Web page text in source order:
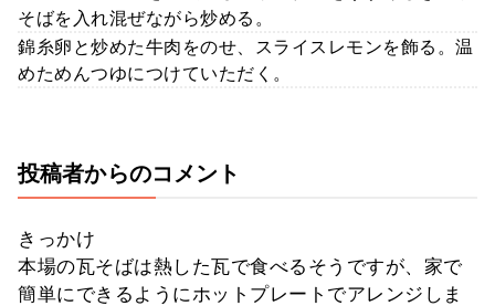
そばを入れ混ぜながら炒める。
錦糸卵と炒めた牛肉をのせ、スライスレモンを飾る。温
めためんつゆにつけていただく。
投稿者からのコメント
きっかけ
本場の瓦そばは熱した瓦で食べるそうですが、家で
簡単にできるようにホットプレートでアレンジしま